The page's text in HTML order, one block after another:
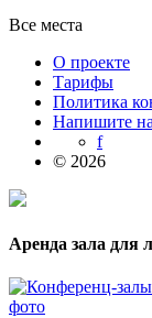
Все места
О проекте
Тарифы
Политика
Напишите
f
© 2026
Аренда зала для